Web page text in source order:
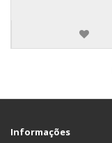
Informações